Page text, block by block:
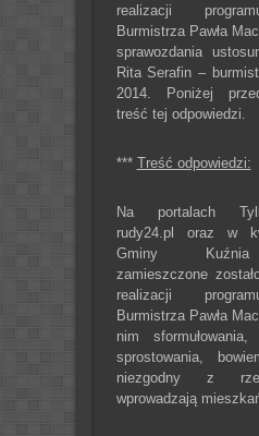
realizacji
Burmistrza Pawła
sprawozdania
Rita Serafin –
2014. Poniżej
treść tej odpowiedzi.
*** Treść odpowiedzi:
Na portalach
rudy24.pl oraz w
Gminy Kuźnia
zamieszczone
realizacji
Burmistrza Pawła
nim
sprostowania,
niezgodny z
wprowadzają